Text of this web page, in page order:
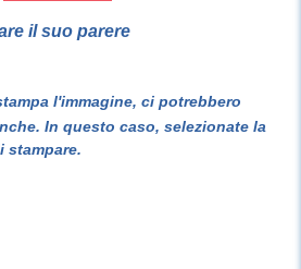
il suo parere
l'immagine, ci potrebbero
In questo caso, selezionate la
stampare.